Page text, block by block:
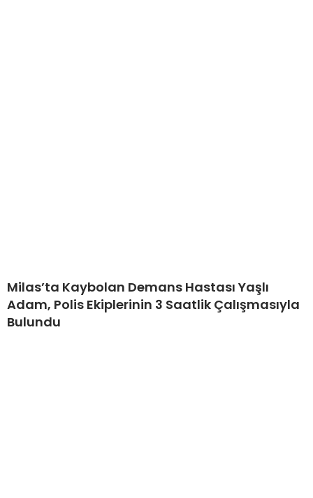
Milas’ta Kaybolan Demans Hastası Yaşlı
Adam, Polis Ekiplerinin 3 Saatlik Çalışmasıyla
Bulundu